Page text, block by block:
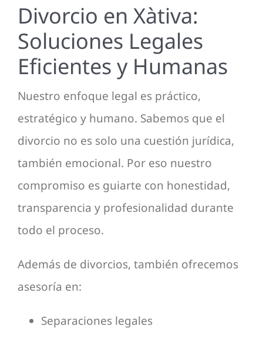
Divorcio en Xàtiva:
Soluciones Legales
Eficientes y Humanas
Nuestro enfoque legal es práctico,
estratégico y humano. Sabemos que el
divorcio no es solo una cuestión jurídica,
también emocional. Por eso nuestro
compromiso es guiarte con honestidad,
transparencia y profesionalidad durante
todo el proceso.
Además de divorcios, también ofrecemos
asesoría en:
Separaciones legales